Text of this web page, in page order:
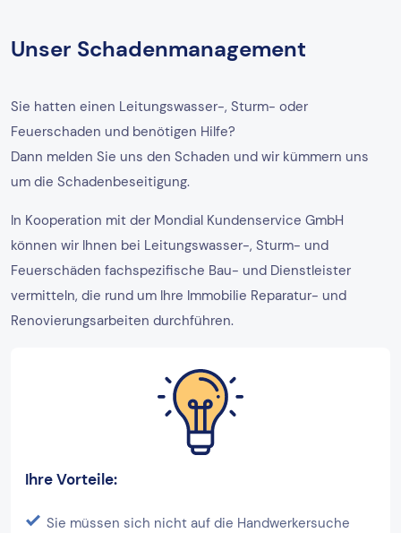
Unser Schadenmanagement
Sie hatten einen Leitungswasser-, Sturm- oder
Feuerschaden und benötigen Hilfe?
Dann melden Sie uns den Schaden und wir kümmern uns
um die Schadenbeseitigung.
In Kooperation mit der Mondial Kundenservice GmbH
können wir Ihnen bei Leitungswasser-, Sturm- und
Feuerschäden fachspezifische Bau- und Dienstleister
vermitteln, die rund um Ihre Immobilie Reparatur- und
Renovierungsarbeiten durchführen.
Ihre Vorteile:
Sie müssen sich nicht auf die Handwerkersuche